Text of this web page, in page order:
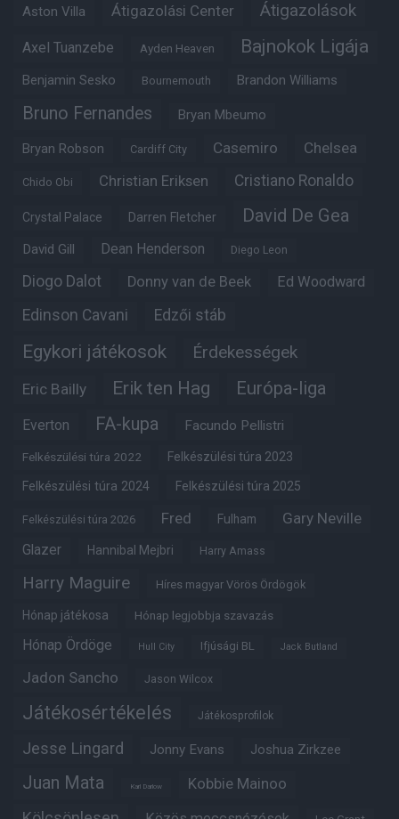
Aston Villa Átigazolási Center Átigazolások
Axel Tuanzebe Ayden Heaven Bajnokok Ligája
Benjamin Sesko Bournemouth Brandon Williams
Bruno Fernandes Bryan Mbeumo
Bryan Robson Cardiff City Casemiro Chelsea
Chido Obi Christian Eriksen Cristiano Ronaldo
Crystal Palace Darren Fletcher David De Gea
David Gill Dean Henderson Diego Leon
Diogo Dalot Donny van de Beek Ed Woodward
Edinson Cavani Edzői stáb
Egykori játékosok Érdekességek
Eric Bailly Erik ten Hag Európa-liga
Everton FA-kupa Facundo Pellistri
Felkészülési túra 2022 Felkészülési túra 2023
Felkészülési túra 2024 Felkészülési túra 2025
Felkészülési túra 2026 Fred Fulham Gary Neville
Glazer Hannibal Mejbri Harry Amass
Harry Maguire Híres magyar Vörös Ördögök
Hónap játékosa Hónap legjobbja szavazás
Hónap Ördöge Hull City Ifjúsági BL Jack Butland
Jadon Sancho Jason Wilcox
Játékosértékelés Játékosprofilok
Jesse Lingard Jonny Evans Joshua Zirkzee
Juan Mata Karl Darlow Kobbie Mainoo